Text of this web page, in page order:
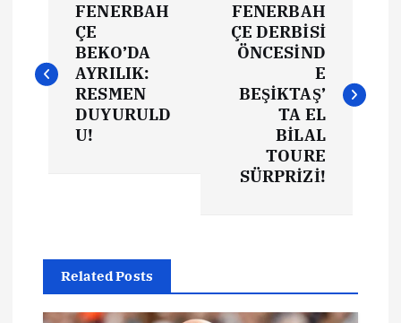
z
z
FENERBAH
ÇE
BEKO’DA
AYRILIK:
RESMEN
DUYURULD
U!
FENERBAH
ÇE DERBİSİ
ÖNCESİND
E
BEŞİKTAŞ’
TA EL
BİLAL
TOURE
SÜRPRİZİ!
Related Posts